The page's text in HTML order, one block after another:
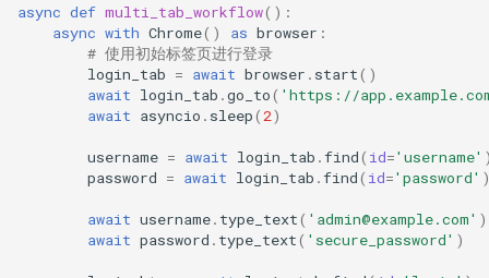
async def multi_tab_workflow():
async with Chrome() as browser :
# 使用初始标签页进行登录
login_tab = await browser . start()
await login_tab .go_to( 'https://
await asyncio . sleep(2)
username = await login_tab .find( id='username'
password = await login_tab .find( id='password'
await username. type_text( 'admin@example.com' )
await password . type_text( 'secure_password' )